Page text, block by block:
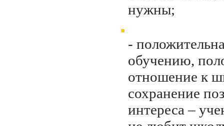
нужны;
-
обучению,
отношение к
сохранение
интереса –